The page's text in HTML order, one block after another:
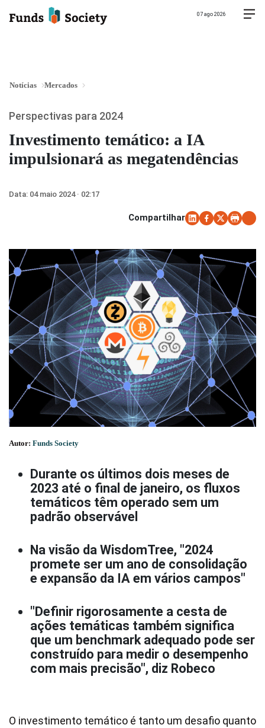
07 ago 2026
Notícias Mercados
Investimento temático: a IA
impulsionará as megatendências
Perspectivas para 2024
Data: 04 maio 2024 · 02:17
Compartilhar
Autor: Funds Society
Durante os últimos dois meses de
2023 até o final de janeiro, os fluxos
temáticos têm operado sem um
padrão observável
Na visão da WisdomTree, "2024
promete ser um ano de consolidação
e expansão da IA em vários campos"
"Definir rigorosamente a cesta de
ações temáticas também significa
que um benchmark adequado pode ser
construído para medir o desempenho
com mais precisão", diz Robeco
O investimento temático é tanto um desafio quanto